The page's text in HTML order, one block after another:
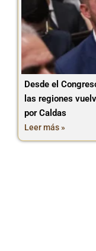
Desde el
las regiones
por Caldas
Leer más »